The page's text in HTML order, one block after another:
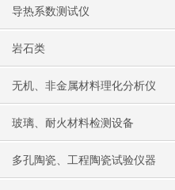
导热系数测试仪
岩石类
无机、非金属材料理化分析仪
玻璃、耐火材料检测设备
多孔陶瓷、工程陶瓷试验仪器